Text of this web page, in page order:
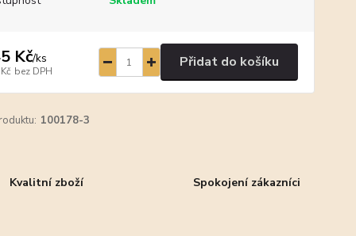
Kč/ks
bez DPH
Přidat do košíku
100178-3
Kvalitní zboží Spokojení zákazníci